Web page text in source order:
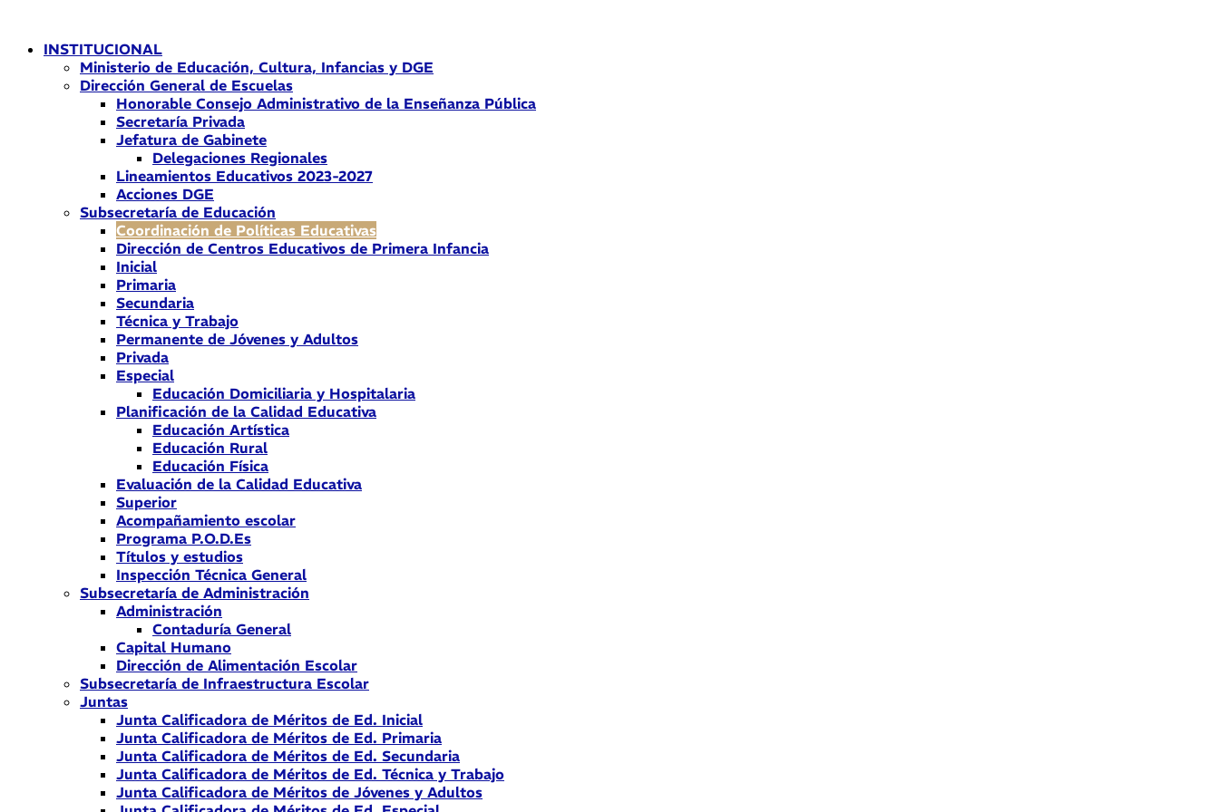
contenidoINSTITUCIONAL
Ministerio de Educación, Cultura, Infancias y DGE
Dirección General de Escuelas
Honorable Consejo Administrativo de la Enseñanza Pública
Secretaría Privada
Jefatura de Gabinete
Delegaciones Regionales
Lineamientos Educativos 2023-2027
Acciones DGE
Subsecretaría de Educación
Coordinación de Políticas Educativas
Dirección de Centros Educativos de Primera Infancia
Inicial
Primaria
Secundaria
Técnica y Trabajo
Permanente de Jóvenes y Adultos
Privada
Especial
Educación Domiciliaria y Hospitalaria
Planificación de la Calidad Educativa
Educación Artística
Educación Rural
Educación Física
Evaluación de la Calidad Educativa
Superior
Acompañamiento escolar
Programa P.O.D.Es
Títulos y estudios
Inspección Técnica General
Subsecretaría de Administración
Administración
Contaduría General
Capital Humano
Dirección de Alimentación Escolar
Subsecretaría de Infraestructura Escolar
Juntas
Junta Calificadora de Méritos de Ed. Inicial
Junta Calificadora de Méritos de Ed. Primaria
Junta Calificadora de Méritos de Ed. Secundaria
Junta Calificadora de Méritos de Ed. Técnica y Trabajo
Junta Calificadora de Méritos de Jóvenes y Adultos